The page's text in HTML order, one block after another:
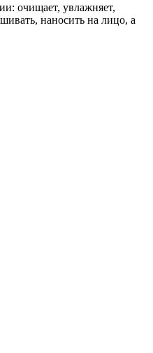
очищает, увлажняет,
наносить на лицо, а